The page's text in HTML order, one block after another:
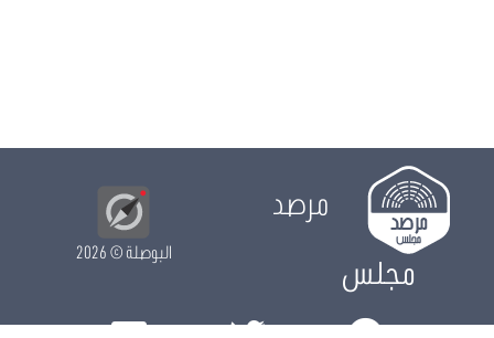
مرصد
مجلس
البوصلة© 2026